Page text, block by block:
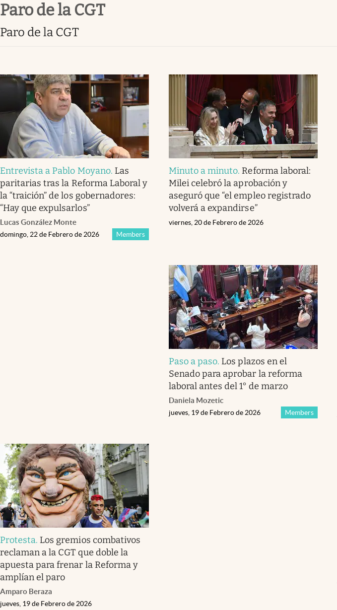
Infotechnology
Eventos Corporativos
El Cronista Studio
Mediakit
abre en nueva pestaña
Paro de la CGT
Paro de la CGT
Entrevista a Pablo Moyano. Las
paritarias tras la Reforma Laboral y
la “traición” de los gobernadores:
“Hay que expulsarlos”
Lucas González Monte
Members
domingo, 22 de Febrero de 2026
Minuto a minuto. Reforma laboral:
Milei celebró la aprobación y
aseguró que “el empleo registrado
volverá a expandirse”
viernes, 20 de Febrero de 2026
Paso a paso. Los plazos en el
Senado para aprobar la reforma
laboral antes del 1° de marzo
Daniela Mozetic
Members
jueves, 19 de Febrero de 2026
Protesta. Los gremios combativos
reclaman a la CGT que doble la
apuesta para frenar la Reforma y
amplían el paro
Amparo Beraza
jueves, 19 de Febrero de 2026